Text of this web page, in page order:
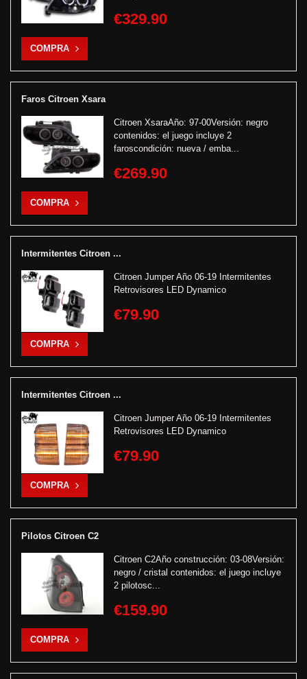
€329.90
COMPRA
Faros Citroen Xsara
Citroen XsaraAño: 97-00Versión: negro
contenidos: el juego incluye 2
faroscondición: nueva / emba...
€269.90
COMPRA
Intermitentes Citroen ...
Citroen Jumper Año 06-19 Intermitentes
Retrovisores LED Dynamico
€79.90
COMPRA
Intermitentes Citroen ...
Citroen Jumper Año 06-19 Intermitentes
Retrovisores LED Dynamico
€79.90
COMPRA
Pilotos Citroen C2
Citroen C2Año construcción: 03-08Versión:
negro / cristal contenidos: el juego incluye
2 pilotosc...
€159.90
COMPRA